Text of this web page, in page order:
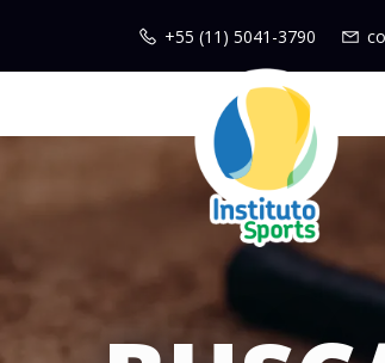
+55 (11) 5041-3790